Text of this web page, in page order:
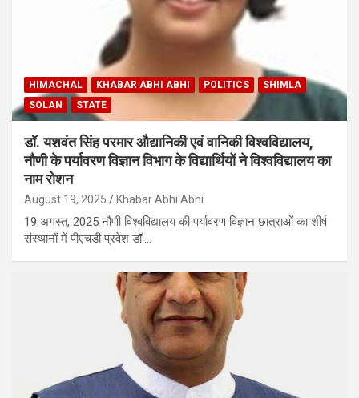
HIMACHAL KHABAR ABHI ABHI POLITICS
SHIMLA
SOLAN
STATE
डॉ. यशवंत सिंह परमार औद्यानिकी एवं वानिकी विश्वविद्यालय,
नौणी के पर्यावरण विज्ञान विभाग के विद्यार्थियों ने विश्वविद्यालय का
नाम रोशन
August 19, 2025 Khabar Abhi Abhi
19 अगस्त, 2025 नौणी विश्वविद्यालय की पर्यावरण विज्ञान छात्राओं का शीर्ष
संस्थानों में पीएचडी प्रवेश डॉ.…